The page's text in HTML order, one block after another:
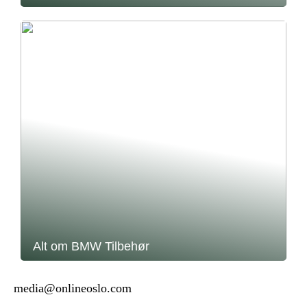
Alt om BMW Tilbehør
media@onlineoslo.com